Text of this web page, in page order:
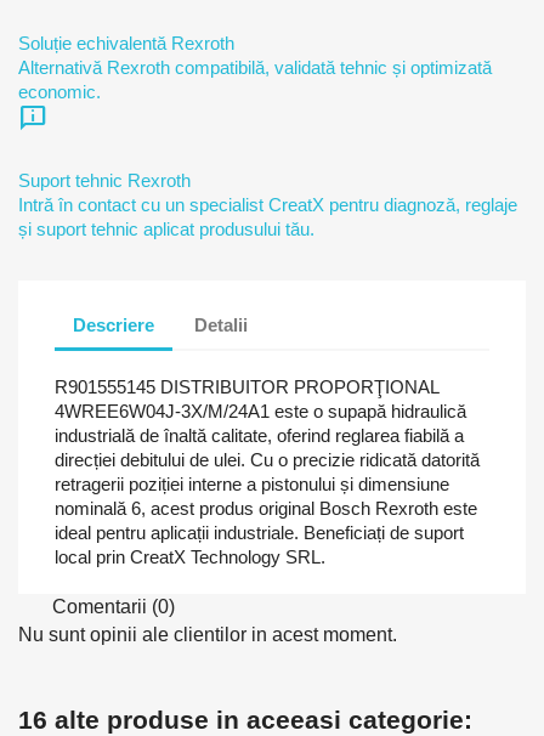
Soluție echivalentă Rexroth
Alternativă Rexroth compatibilă, validată tehnic și optimizată
economic.
chat_info
Suport tehnic Rexroth
Intră în contact cu un specialist CreatX pentru diagnoză, reglaje
și suport tehnic aplicat produsului tău.
Descriere Detalii
R901555145 DISTRIBUITOR PROPORŢIONAL
4WREE6W04J-3X/M/24A1 este o supapă hidraulică
industrială de înaltă calitate, oferind reglarea fiabilă a
direcției debitului de ulei. Cu o precizie ridicată datorită
retragerii poziției interne a pistonului și dimensiune
nominală 6, acest produs original Bosch Rexroth este
ideal pentru aplicații industriale. Beneficiați de suport
local prin CreatX Technology SRL.
Comentarii (0)
Nu sunt opinii ale clientilor in acest moment.
16 alte produse in aceeasi categorie: